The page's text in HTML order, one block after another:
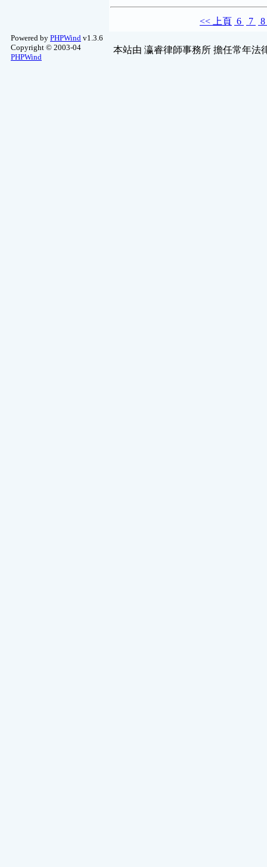
<< 上頁 6 7 8
Powered by PHPWind v1.3.6
Copyright © 2003-04
PHPWind
本站由 瀛睿律師事務所 擔任常年法